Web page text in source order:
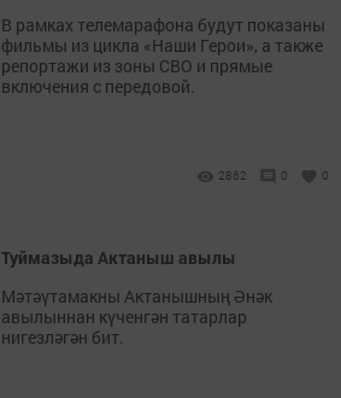
В рамках телемарафона будут показаны
фильмы из цикла «Наши Герои», а также
репортажи из зоны СВО и прямые
включения с передовой.
2862 0 0
Туймазыда Актаныш авылы
Мәтәүтамакны Актанышның Әнәк
авылыннан күченгән татарлар
нигезләгән бит.